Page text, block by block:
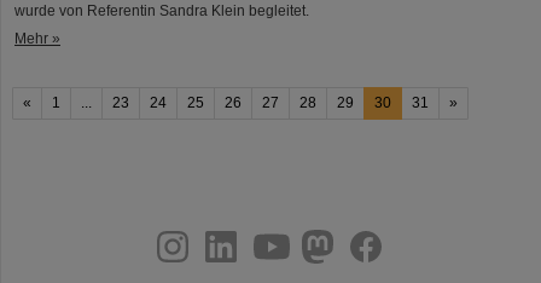
wurde von Referentin Sandra Klein begleitet.
Mehr »
« 1 ... 23 24 25 26 27 28 29 30 31 »
youtubehelmholtz.socialfacebook